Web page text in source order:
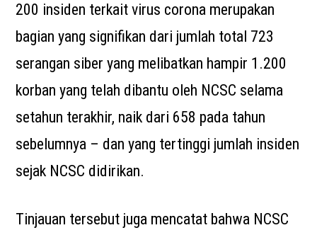
200 insiden terkait virus corona merupakan
bagian yang signifikan dari jumlah total 723
serangan siber yang melibatkan hampir 1.200
korban yang telah dibantu oleh NCSC selama
setahun terakhir, naik dari 658 pada tahun
sebelumnya – dan yang tertinggi jumlah insiden
sejak NCSC didirikan.
Tinjauan tersebut juga mencatat bahwa NCSC